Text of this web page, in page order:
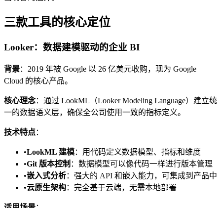
三款工具的核心定位
Looker：数据建模驱动的企业 BI
背景：2019 年被 Google 以 26 亿美元收购，现为 Google
Cloud 的核心产品。
核心理念：通过 LookML（Looker Modeling Language）建立统
一的数据语义层，确保全公司使用一致的指标定义。
技术特点：
•LookML 建模：用代码定义数据模型、指标和维度
•Git 版本控制 ：数据模型可以像代码一样进行版本管理
•嵌入式分析：强大的 API 和嵌入能力，可集成到产品中
•云原生架构：完全基于云端，无需本地部署